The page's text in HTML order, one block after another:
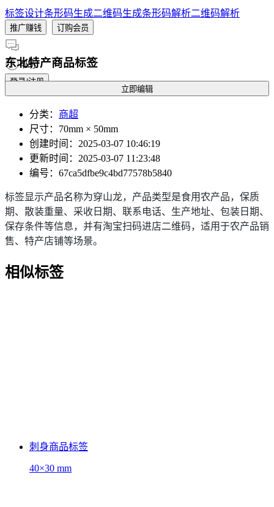
标签设计条形码生成二维码生成条形码解析二维码解析
推广赚钱 订购会员
帮助
登录/注册
东北特产商品标签
立即编辑
分类 ： 商超
尺寸：70mm × 50mm
创建时间 ：2025-03-07 10:46:19
更新时间 ：2025-03-07 11:23:48
编号 ：67ca5dfbe9c4bd77578b5840
标签显示产品名称为穿山龙，产品类型是食用农产品，保质
期、散装重量、采收日期、联系电话、生产地址、包装日期、
保存条件等信息，并有淘宝扫码进店二维码，适用于农产品销
售、特产店铺等场景。
相似标签
刺身商品标签
40×30 mm